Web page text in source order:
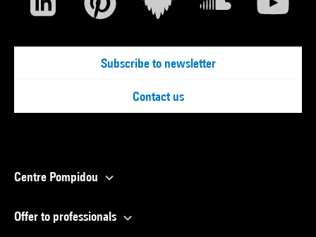
Subscribe to newsletter
Contact us
Centre Pompidou
Offer to professionals